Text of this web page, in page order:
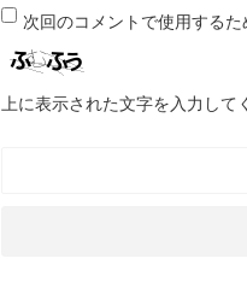
次回のコメントで使用する
上に表示された文字を入力して